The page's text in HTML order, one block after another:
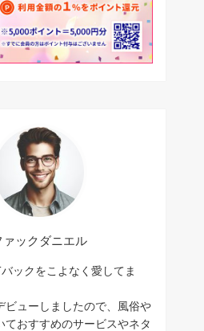
ァックダニエル
ックをこよなく愛してま
ビューしましたので、風俗や
ておすすめのサービスやネタ